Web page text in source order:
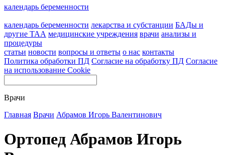
календарь беременности
календарь беременности лекарства и субстанции БАДы и
другие ТАА медицинские учреждения врачи анализы и
процедуры
статьи новости вопросы и ответы о нас контакты
Политика обработки ПД Согласие на обработку ПД Согласие
на использование Cookie
Врачи
Главная Врачи Абрамов Игорь Валентинович
Ортопед Абрамов Игорь